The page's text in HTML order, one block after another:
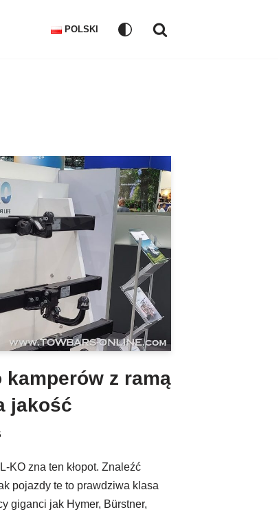
POLSKI
z ramą
jakość
zna ten kłopot. Znaleźć
pojazdy te to prawdziwa klasa
giganci jak Hymer, Bürstner,